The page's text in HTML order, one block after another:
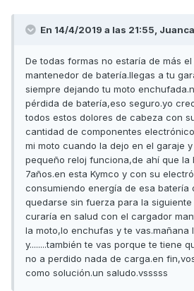
En 14/4/2019 a las 21:55,
De todas formas no estaría de más
mantenedor de batería.llegas a tu
siempre dejando tu moto
pérdida de batería,eso seguro.yo
todos estos dolores de cabeza con
cantidad de componentes
mi moto cuando la dejo en el garaje
pequeño reloj funciona,de ahí que la
7años.en esta Kymco y con su
consumiendo energía de esa batería
quedarse sin fuerza para la
curaría en salud con el cargador
la moto,lo enchufas y te vas.mañana
y........también te vas porque te tiene
no a perdido nada de carga.en
como solución.un saludo.vsssss